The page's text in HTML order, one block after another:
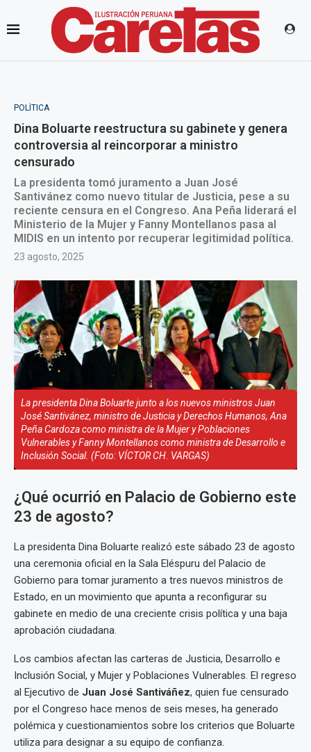
POLÍTICA
Dina Boluarte reestructura su gabinete y genera
controversia al reincorporar a ministro
censurado
La presidenta tomó juramento a Juan José
Santivánez como nuevo titular de Justicia, pese a su
reciente censura en el Congreso. Ana Peña liderará el
Ministerio de la Mujer y Fanny Montellanos pasa al
MIDIS en un intento por recuperar legitimidad política.
23 agosto, 2025
La presidenta Dina Boluarte junto a los nuevos ministros Juan
José Santivánez, ministro de Justicia y Derechos Humanos, Ana
Peña Cardoza como ministra de la Mujer y Poblaciones
Vulnerables y Fanny Montellanos como ministra de Desarrollo e
Inclusión Social. (Foto: VÍCTOR CH. VARGAS)
¿Qué ocurrió en Palacio de Gobierno este
23 de agosto?
La presidenta Dina Boluarte realizó este sábado 23 de agosto
una ceremonia oficial en la Sala Eléspuru del Palacio de
Gobierno para tomar juramento a tres nuevos ministros de
Estado, en un movimiento que apunta a reconfigurar su
gabinete en medio de una creciente crisis política y una baja
aprobación ciudadana.
Los cambios afectan las carteras de Justicia, Desarrollo e
Inclusión Social, y Mujer y Poblaciones Vulnerables. El regreso
al Ejecutivo de Juan José Santiváñez, quien fue censurado
por el Congreso hace menos de seis meses, ha generado
polémica y cuestionamientos sobre los criterios que Boluarte
utiliza para designar a su equipo de confianza.